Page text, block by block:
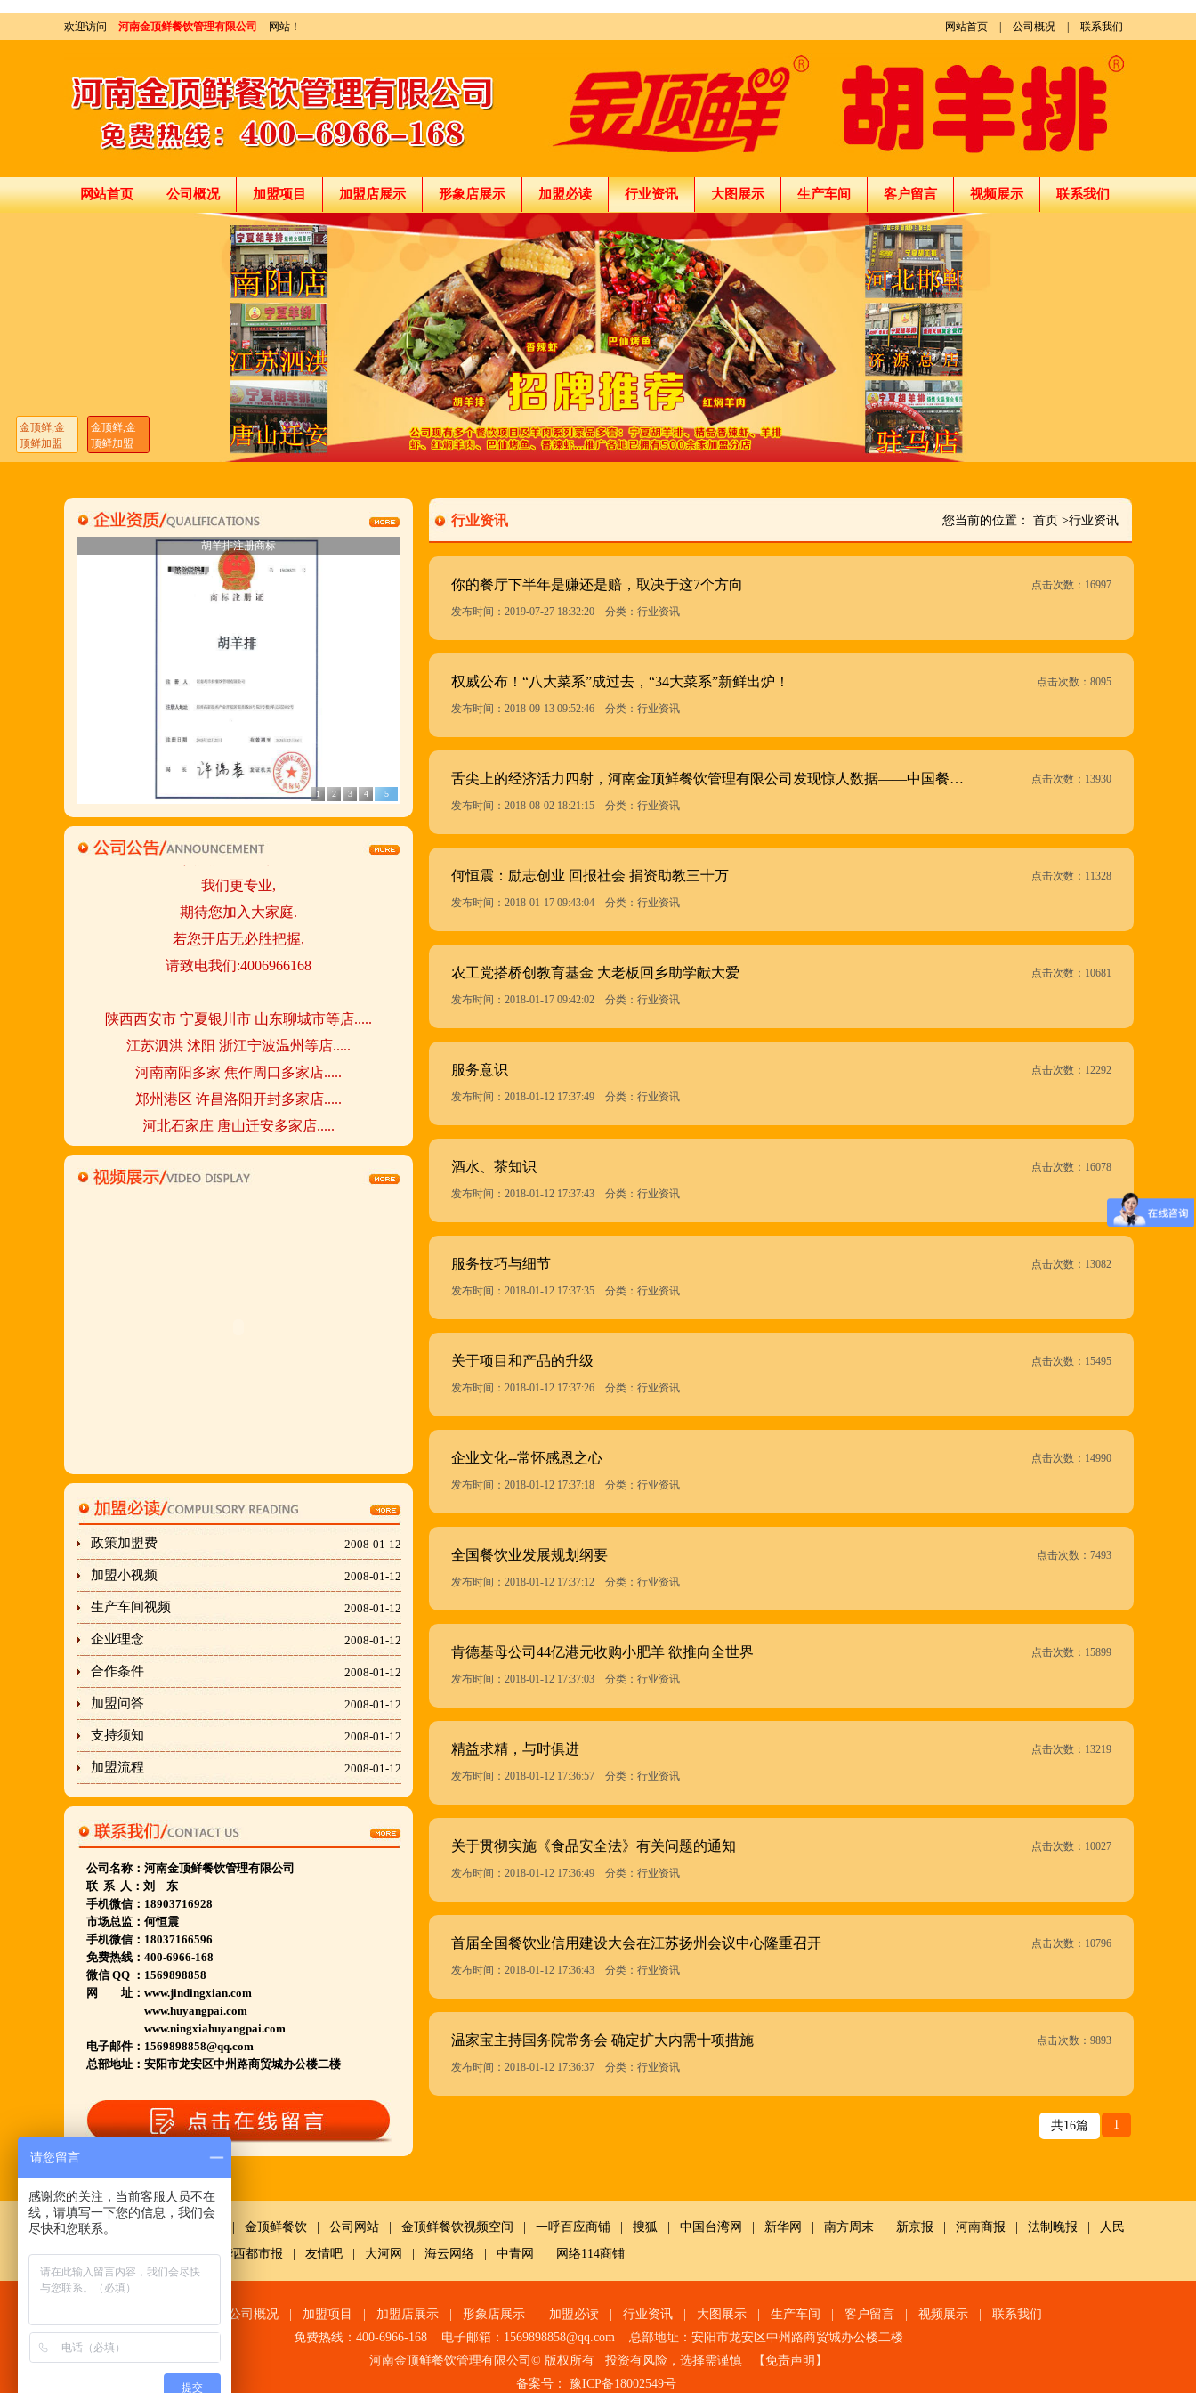
欢迎访问 河南金顶鲜餐饮管理有限公司 网站！ 网站首页 公司概况 联系我们
网站首页 公司概况 加盟项目 加盟店展示 形象店展示 加盟必读 行业资讯 大图展示 生产车间 客户留言 视频展示 联系我们
金顶鲜,金
顶鲜加盟
金顶鲜,金
顶鲜加盟
营业执照
开户许可证
金顶鲜注册商标
机构信用代码证
胡羊排注册商标
1 2 3 4 5
刘东总经理:18903716928
穆香存老师:13281876669
何恒震总监:18037166596
金顶鲜宁夏特色系列胡羊排烧烤火锅复合餐厅
2018年持续火爆招商开店中.
金顶鲜餐饮全国连锁500家,
国家注册商标,
有13年正规连锁加盟经验,
真实开店500家后,
我们更专业,
期待您加入大家庭.
若您开店无必胜把握,
请致电我们:4006966168
江苏泗洪 沭阳 浙江宁波温州等店.....
河南南阳多家 焦作周口多家店.....
郑州港区 许昌洛阳开封多家店.....
河北石家庄 唐山迁安多家店.....
安徽亳州清真店 湖北襄阳店.....
厨师长上门住店指导,期间可以派人到总部学习,开业
时再派厨师长住店不限期传授,直至教会为止;若您开
店无必胜厂的把握,请致电我们.
刘东总经理:18903716928
"胡羊排"是国家工商总局核准注册商标,
隶属于河南金顶鲜餐饮管理有限公司所持有.
金顶鲜宁夏特色系列胡羊排烧烤火锅复合餐厅
2018年持续火爆招商开店中.
金顶鲜餐饮全国连锁500家,
有13年正规连锁加盟经验,
真实开店500家后,
我们更专业,
期待您加入大家庭.
若您开店无必胜把握,
请致电我们:4006966168
陕西西安市 宁夏银川市 山东聊城市等店.....
江苏泗洪 沭阳 浙江宁波温州等店.....
郑州港区 许昌洛阳开封多家店.....
河北石家庄 唐山迁安多家店.....
安徽亳州清真店 湖北襄阳店.....
山西晋城 阳泉等店.....
欢迎您到就近店品尝考察.
详询公司总监 何恒震 先生:手机/微信18037166596
最火爆最新的网络线上团购及微信营销模式:公司采
政策加盟费 2008-01-12
加盟小视频 2008-01-12
生产车间视频 2008-01-12
企业理念 2008-01-12
合作条件 2008-01-12
加盟问答 2008-01-12
支持须知 2008-01-12
加盟流程 2008-01-12
公司名称： 河南金顶鲜餐饮管理有限公司
联 系 人：刘 东
手机微信：18903716928
市场总监：何恒震
手机微信：18037166596
免费热线：400-6966-168
微信 QQ ：1569898858
网 址：www.jindingxian.com
www.huyangpai.com
www.ningxiahuyangpai.com
电子邮件：1569898858@qq.com
总部地址： 安阳市龙安区中州路商贸城办公楼二楼
行业资讯 您当前的位置： 首页 >行业资讯
你的餐厅下半年是赚还是赔，取决于这7个方向 点击次数：16997
发布时间：2019-07-27 18:32:20 分类：行业资讯
权威公布！“八大菜系”成过去，“34大菜系”新鲜出炉！ 点击次数：8095
发布时间：2018-09-13 09:52:46 分类：行业资讯
舌尖上的经济活力四射，河南金顶鲜餐饮管理有限公司发现惊人数据——中国餐… 点击次数：13930
发布时间：2018-08-02 18:21:15 分类：行业资讯
何恒震：励志创业 回报社会 捐资助教三十万 点击次数：11328
发布时间：2018-01-17 09:43:04 分类：行业资讯
农工党搭桥创教育基金 大老板回乡助学献大爱 点击次数：10681
发布时间：2018-01-17 09:42:02 分类：行业资讯
服务意识 点击次数：12292
发布时间：2018-01-12 17:37:49 分类：行业资讯
酒水、茶知识 点击次数：16078
发布时间：2018-01-12 17:37:43 分类：行业资讯
服务技巧与细节 点击次数：13082
发布时间：2018-01-12 17:37:35 分类：行业资讯
关于项目和产品的升级 点击次数：15495
发布时间：2018-01-12 17:37:26 分类：行业资讯
企业文化--常怀感恩之心 点击次数：14990
发布时间：2018-01-12 17:37:18 分类：行业资讯
全国餐饮业发展规划纲要 点击次数：7493
发布时间：2018-01-12 17:37:12 分类：行业资讯
肯德基母公司44亿港元收购小肥羊 欲推向全世界 点击次数：15899
发布时间：2018-01-12 17:37:03 分类：行业资讯
精益求精，与时俱进 点击次数：13219
发布时间：2018-01-12 17:36:57 分类：行业资讯
关于贯彻实施《食品安全法》有关问题的通知 点击次数：10027
发布时间：2018-01-12 17:36:49 分类：行业资讯
首届全国餐饮业信用建设大会在江苏扬州会议中心隆重召开 点击次数：10796
发布时间：2018-01-12 17:36:43 分类：行业资讯
温家宝主持国务院常务会 确定扩大内需十项措施 点击次数：9893
发布时间：2018-01-12 17:36:37 分类：行业资讯
共16篇 1
金顶鲜餐饮 公司网站 金顶鲜餐饮视频空间 一呼百应商铺 搜狐 中国台湾网 新华网 南方周末 新京报 河南商报 法制晚报
人民
网 | 中国经济网千龙网 | 华西都市报 友情吧 大河网 海云网络 中青网 网络114商铺
公司概况| 加盟项目 加盟店展示| 形象店展示| 加盟必读| 行业资讯| 大图展示| 生产车间 客户留言| 视频展示| 联系我们
免费热线：400-6966-168 电子邮箱：1569898858@qq.com 总部地址： 安阳市龙安区中州路商贸城办公楼二楼
河南金顶鲜餐饮管理有限公司© 版权所有 投资有风险，选择需谨慎 【免责声明 】
备案号： 豫ICP备18002549号
请您留言
感谢您的关注，当前客服人员不在
线，请填写一下您的信息，我们会
尽快和您联系。
提交